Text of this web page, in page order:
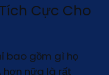
Cực Cho
bao gồm gì họ
nữa là rất